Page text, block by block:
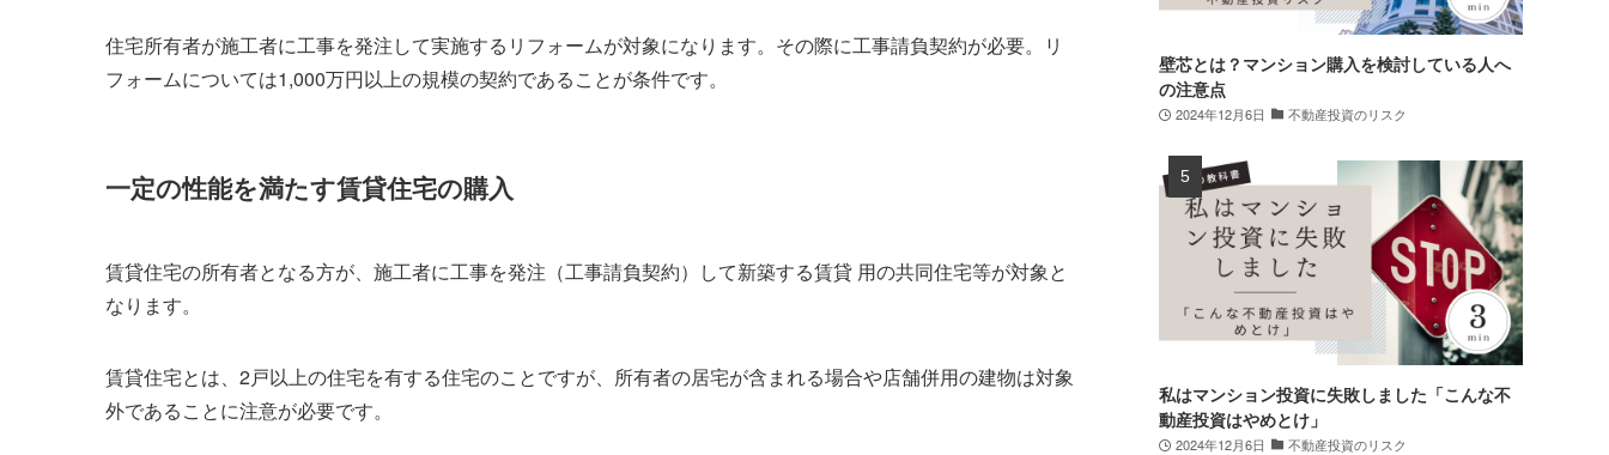
住宅所有者が施工者に工事を発注して実施するリフォームが対象になります。その際に工事請負契約が必要。リ
フォームについては1,000万円以上の規模の契約であることが条件です。
一定の性能を満たす賃貸住宅の購入
賃貸住宅の所有者となる方が、施工者に工事を発注（工事請負契約）して新築する賃貸 用の共同住宅等が対象と
なります。
賃貸住宅とは、2戸以上の住宅を有する住宅のことですが、所有者の居宅が含まれる場合や店舗併用の建物は対象
外であることに注意が必要です。
壁芯とは？マンション購入を検討している人へ
の注意点
2024年12月6日 不動産投資のリスク
私はマンション投資に失敗しました「こんな不
動産投資はやめとけ」
2024年12月6日 不動産投資のリスク